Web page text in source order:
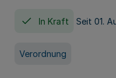
In Kraft Seit 01.
Verordnung